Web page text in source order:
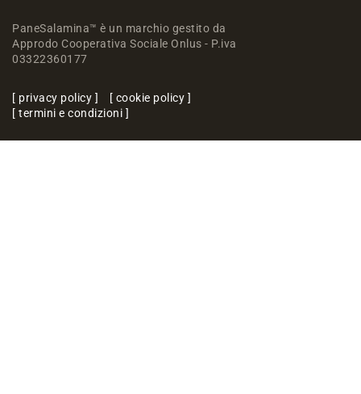
PaneSalamina™ è un marchio gestito da
Approdo Cooperativa Sociale Onlus - P.iva
03322360177
privacy policy
cookie policy
termini e condizioni